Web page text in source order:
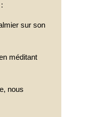
sur son
méditant
nous